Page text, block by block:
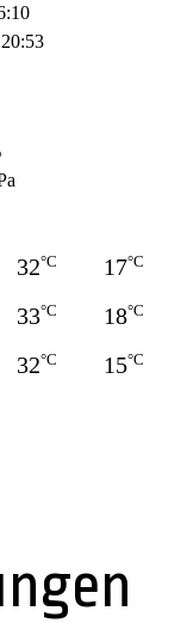
32°C 17°C
33°C 18°C
32°C 15°C